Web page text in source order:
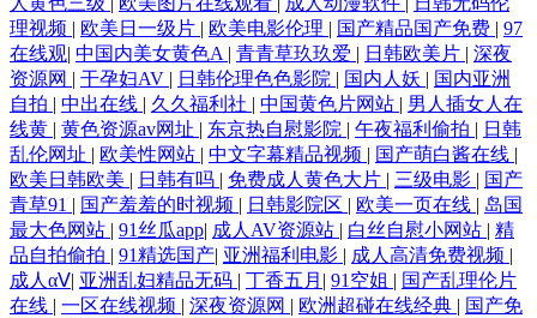
理视频 | 欧美日一级片 | 欧美电影伦理 | 国产精品国产免费 | 97
在线观| 中国内美女黄色A | 青青草玖玖爱 | 日韩欧美片 | 深夜
资源网 | 干孕妇AV | 日韩伦理色色影院 | 国内人妖 | 国内亚洲
自拍 | 中出在线 | 久久福利社 | 中国黄色片网站 | 男人插女人在
线黄 | 黄色资源av网址 | 东京热自慰影院 | 午夜福利偷拍 | 日韩
乱伦网址 | 欧美性网站 | 中文字幕精品视频 | 国产萌白酱在线 |
欧美日韩欧美 | 日韩有吗 | 免费成人黄色大片 | 三级电影 | 国产
青草91 | 国产羞羞的时视频 | 日韩影院区 | 欧美一页在线 | 岛国
最大色网站 | 91丝瓜app| 成人AV资源站 | 白丝自慰小网站 | 精
品自拍偷拍 | 91精选国产| 亚洲福利电影 | 成人高清免费视频 |
成人αⅤ| 亚洲乱妇精品无码 | 丁香五月 | 91空姐 | 国产乱理伦片
在线 | 一区在线视频 | 深夜资源网 | 欧洲超碰在线经典 | 国产免